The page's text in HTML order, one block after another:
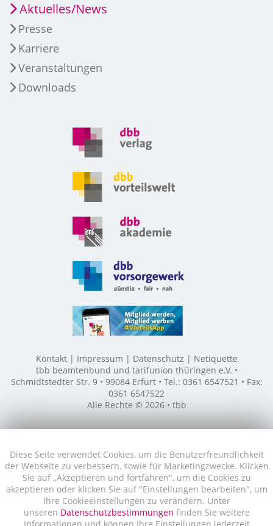
Diese Seite verwendet Cookies, um die Benutzerfreundlichkeit
der Webseite zu verbessern, sowie für Marketingzwecke. Klicken
Sie auf „Akzeptieren und fortfahren", um die Cookies zu
akzeptieren oder klicken Sie auf "Einstellungen bearbeiten", um
Ihre Cookieeinstellungen zu verändern. Unter
unseren Datenschutzbestimmungen finden Sie weitere
Aktuelles/News
Presse
Karriere
Veranstaltungen
Downloads
Kontakt Impressum Datenschutz
Netiquette
tbb beamtenbund und tarifunion thüringen e.V. •
Schmidtstedter Str. 9 • 99084 Erfurt • Tel.: 0361 6547521 • Fax:
0361 6547522
Alle Rechte © 2026 • tbb